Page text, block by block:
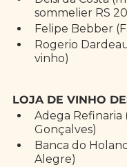
sommelier RS
Felipe Bebber
Rogerio
vinho)
LOJA DE VINHO
Adega Refinaria
Gonçalves)
Banca do
Alegre)